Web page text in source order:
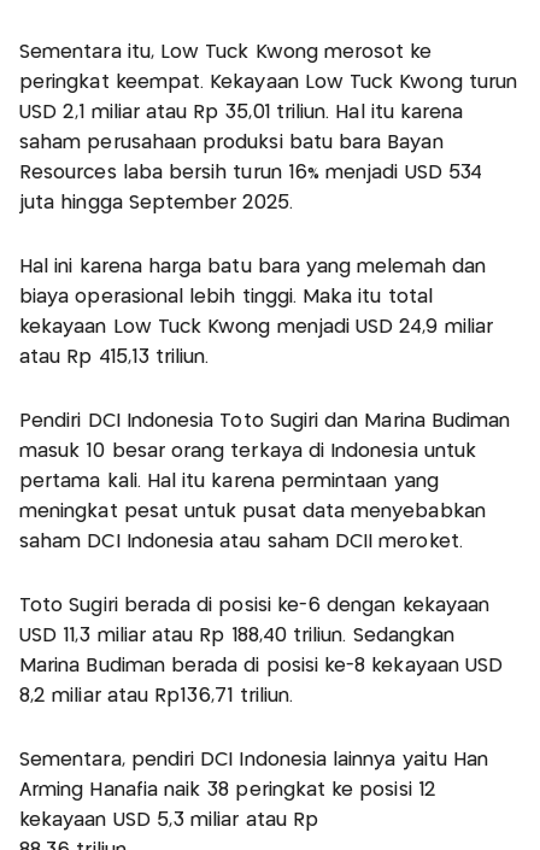
Sementara itu, Low Tuck Kwong merosot ke
peringkat keempat. Kekayaan Low Tuck Kwong turun
USD 2,1 miliar atau Rp 35,01 triliun. Hal itu karena
saham perusahaan produksi batu bara Bayan
Resources laba bersih turun 16% menjadi USD 534
juta hingga September 2025.
Hal ini karena harga batu bara yang melemah dan
biaya operasional lebih tinggi. Maka itu total
kekayaan Low Tuck Kwong menjadi USD 24,9 miliar
atau Rp 415,13 triliun.
Pendiri DCI Indonesia Toto Sugiri dan Marina Budiman
masuk 10 besar orang terkaya di Indonesia untuk
pertama kali. Hal itu karena permintaan yang
meningkat pesat untuk pusat data menyebabkan
saham DCI Indonesia atau saham DCII meroket.
Toto Sugiri berada di posisi ke-6 dengan kekayaan
USD 11,3 miliar atau Rp 188,40 triliun. Sedangkan
Marina Budiman berada di posisi ke-8 kekayaan USD
8,2 miliar atau Rp136,71 triliun.
Sementara, pendiri DCI Indonesia lainnya yaitu Han
Arming Hanafia naik 38 peringkat ke posisi 12
kekayaan USD 5,3 miliar atau Rp